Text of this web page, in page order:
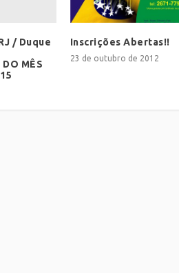
/ Duque
DO MÊS
Inscrições Abertas!!
23 de outubro de 2012